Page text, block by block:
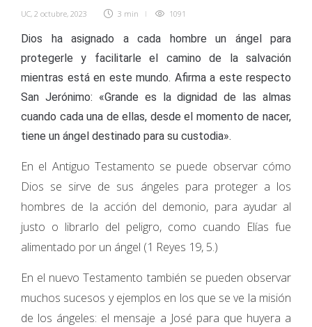
UC, 2 octubre, 2023 3 min 1091
Dios ha asignado a cada hombre un ángel para
protegerle y facilitarle el camino de la salvación
mientras está en este mundo. Afirma a este respecto
San Jerónimo: «Grande es la dignidad de las almas
cuando cada una de ellas, desde el momento de nacer,
tiene un ángel destinado para su custodia».
En el Antiguo Testamento se puede observar cómo
Dios se sirve de sus ángeles para proteger a los
hombres de la acción del demonio, para ayudar al
justo o librarlo del peligro, como cuando Elías fue
alimentado por un ángel (1 Reyes 19, 5.)
En el nuevo Testamento también se pueden observar
muchos sucesos y ejemplos en los que se ve la misión
de los ángeles: el mensaje a José para que huyera a